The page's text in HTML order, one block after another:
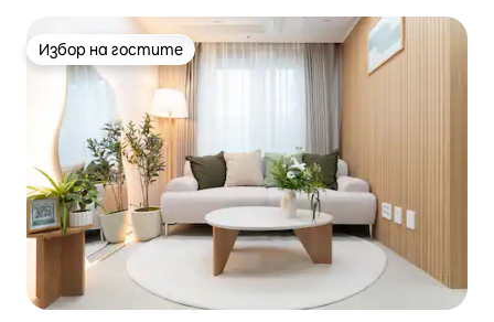
за 6 души | Хонгде, Мьонгдонг, Гуангхуамун, гара Сеул
Избор на гостите
Избор на гостите